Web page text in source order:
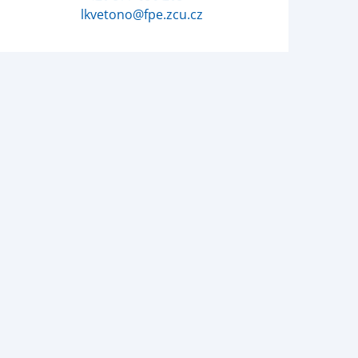
lkvetono@fpe.zcu.cz